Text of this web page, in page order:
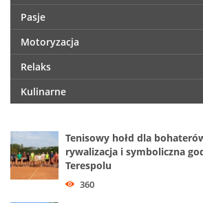
Pasje
Motoryzacja
Relaks
Kulinarne
Tenisowy hołd dla
rywalizacja i symboliczna
Terespolu
360